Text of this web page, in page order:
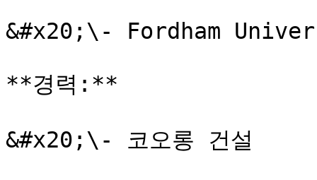
&#x20;\- Fordham
**경력:**
&#x20;\- 코오롱 건설